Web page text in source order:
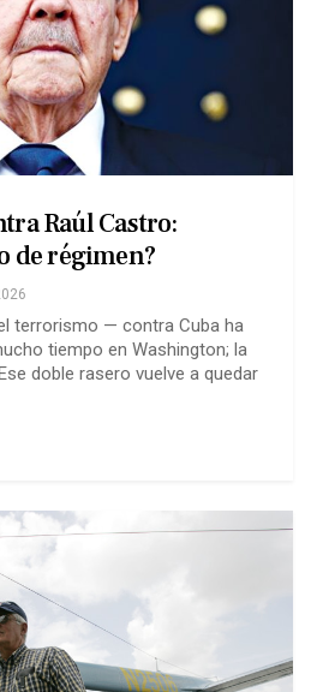
Raúl Castro:
de régimen?
terrorismo — contra Cuba ha
tiempo en Washington; la
doble rasero vuelve a quedar